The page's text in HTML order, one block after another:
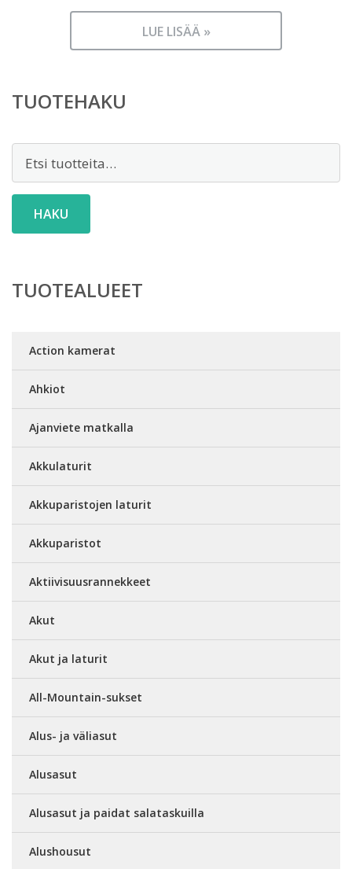
LUE LISÄÄ »
TUOTEHAKU
HAKU
TUOTEALUEET
Action kamerat
Ahkiot
Ajanviete matkalla
Akkulaturit
Akkuparistojen laturit
Akkuparistot
Aktiivisuusrannekkeet
Akut
Akut ja laturit
All-Mountain-sukset
Alus- ja väliasut
Alusasut
Alusasut ja paidat salataskuilla
Alushousut